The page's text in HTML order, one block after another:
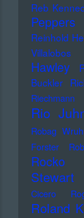
Reb
Peppers
Reinhold
Villalobos
Hawley
Buckler
Riechmann
Rio
Robag
Forster
Rocko
Stewart
Cicero
Roland